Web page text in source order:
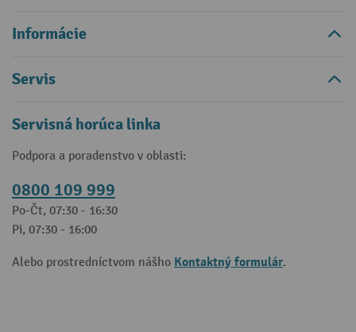
Informácie
Servis
Servisná horúca linka
Podpora a poradenstvo v oblasti:
0800 109 999
Po-Čt, 07:30 - 16:30
Pi, 07:30 - 16:00
Alebo prostredníctvom nášho Kontaktný formulár.